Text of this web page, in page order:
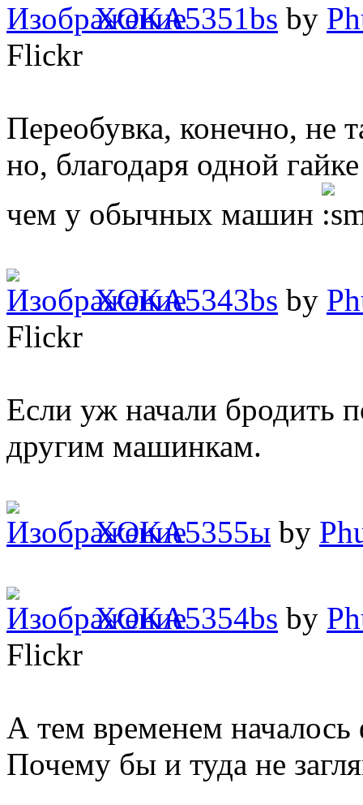
XOKA5351bs by
Flickr
Переобувка, конечно, не
но, благодаря одной
чем у обычных машин
XOKA5343bs by
Flickr
Если уж начали бродить
другим машинкам.
XOKA5355ы by
XOKA5354bs by
Flickr
А тем временем
Почему бы и туда не